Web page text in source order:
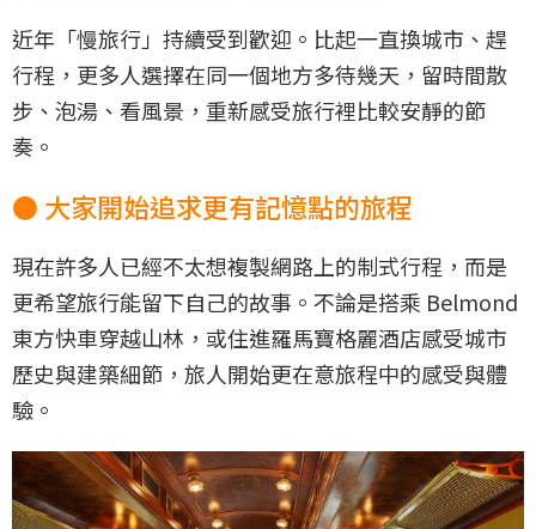
近年「慢旅行」持續受到歡迎。比起一直換城市、趕
行程，更多人選擇在同一個地方多待幾天，留時間散
步、泡湯、看風景，重新感受旅行裡比較安靜的節
奏。
● 大家開始追求更有記憶點的旅程
現在許多人已經不太想複製網路上的制式行程，而是
更希望旅行能留下自己的故事。不論是搭乘 Belmond
東方快車穿越山林，或住進羅馬寶格麗酒店感受城市
歷史與建築細節，旅人開始更在意旅程中的感受與體
驗。